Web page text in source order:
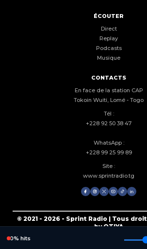
ÉCOUTER
Direct
Replay
Podcasts
Musique
CONTACTS
En face de la station CAP
Tokoin Wuiti, Lomé - Togo
Tél :
+228 92 50 38 47
WhatsApp :
+228 99 25 99 89
Site :
www.sprintradio.tg
© 2021 - 2026 - Sprint Radio | Tous
by OTIYA
hits
hits